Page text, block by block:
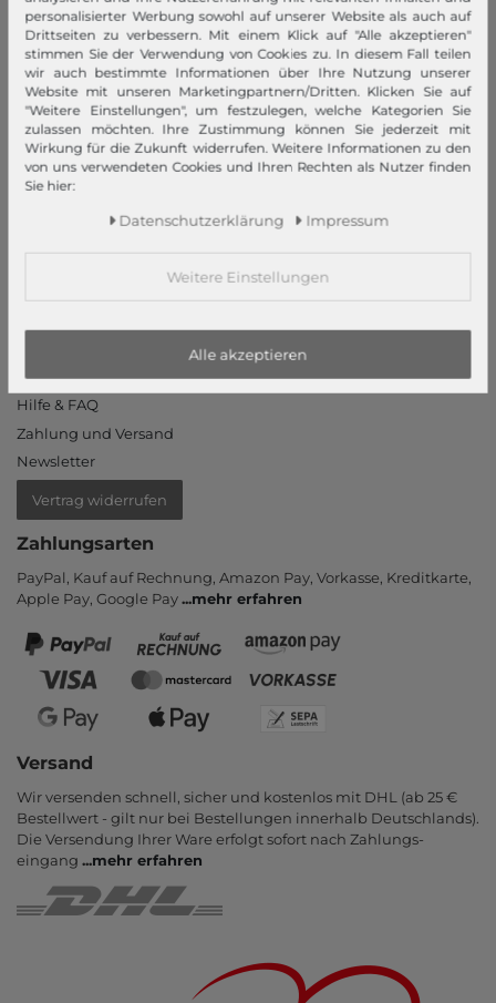
Datenschutzerklärung
Datenschutzeinstellungen
Barrierefreiheitserklärung
Jobs
Unsere Stores
Mein Konto
Rückrufservice
Hilfe & FAQ
Zahlung und Versand
Newsletter
Vertrag widerrufen
Zahlungsarten
PayPal, Kauf auf Rechnung, Amazon Pay, Vor­kasse, Kredit­karte,
Apple Pay, Google Pay...mehr erfahren
Versand
Wir versenden schnell, sicher und kostenlos mit DHL (ab 25 €
Bestell­wert - gilt nur bei Bestel­lungen inner­halb Deutsch­lands).
Die Ver­sendung Ihrer Ware er­folgt sofort nach Zahlungs­
eingang ...mehr erfahren
personalisierter Werbung sowohl auf unserer Website als auch auf
Drittseiten zu verbessern. Mit einem Klick auf "Alle akzeptieren"
stimmen Sie der Verwendung von Cookies zu. In diesem Fall teilen
wir auch bestimmte Informationen über Ihre Nutzung unserer
Website mit unseren Marketingpartnern/Dritten. Klicken Sie auf
"Weitere Einstellungen", um festzulegen, welche Kategorien Sie
zulassen möchten. Ihre Zustimmung können Sie jederzeit mit
Wirkung für die Zukunft widerrufen. Weitere Informationen zu den
von uns verwendeten Cookies und Ihren Rechten als Nutzer finden
Sie hier:
Daten­schutz­erklärung Impressum
Weitere Einstellungen
Alle akzeptieren